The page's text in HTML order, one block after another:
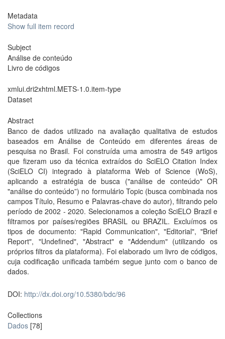
Metadata
Show full item record
Subject
Análise de conteúdo
Livro de códigos
xmlui.dri2xhtml.METS-1.0.item-type
Dataset
Abstract
Banco de dados utilizado na avaliação qualitativa de estudos
baseados em Análise de Conteúdo em diferentes áreas de
pesquisa no Brasil. Foi construída uma amostra de 549 artigos
que fizeram uso da técnica extraídos do SciELO Citation Index
(SciELO CI) integrado à plataforma Web of Science (WoS),
aplicando a estratégia de busca ("análise de conteúdo" OR
"análise do conteúdo”) no formulário Topic (busca combinada nos
campos Título, Resumo e Palavras-chave do autor), filtrando pelo
período de 2002 - 2020. Selecionamos a coleção SciELO Brazil e
filtramos por países/regiões BRASIL ou BRAZIL. Excluímos os
tipos de documento: "Rapid Communication", "Editorial", "Brief
Report", "Undefined", "Abstract" e "Addendum" (utilizando os
próprios filtros da plataforma). Foi elaborado um livro de códigos,
cuja codificação unificada também segue junto com o banco de
dados.
DOI: http://dx.doi.org/10.5380/bdc/96
Collections
Dados [78]